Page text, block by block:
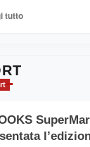
dell’Etna
tuttoLeggi
con
la